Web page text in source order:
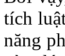
tích
năng